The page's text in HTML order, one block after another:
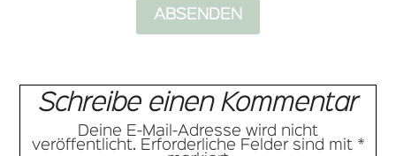
Schreibe einen Kommentar
Deine E-Mail-Adresse wird nicht
veröffentlicht. Erforderliche Felder sind mit *